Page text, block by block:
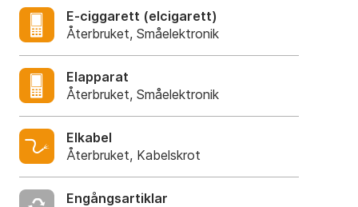
E-ciggarett (elcigarett)
Återbruket, Småelektronik
Elapparat
Återbruket, Småelektronik
Elkabel
Återbruket, Kabelskrot
Engångsartiklar